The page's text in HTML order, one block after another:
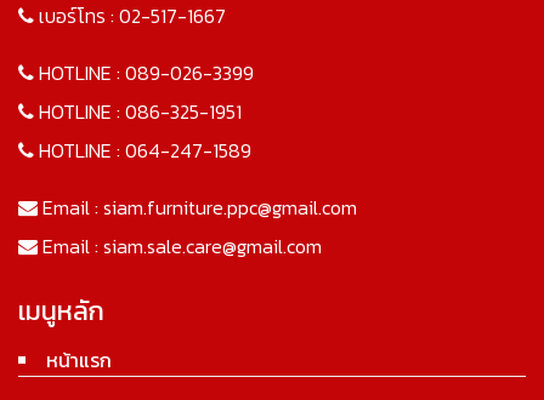
เบอร์โทร : 02-517-1667
HOTLINE : 089-026-3399
HOTLINE : 086-325-1951
HOTLINE : 064-247-1589
Email : siam.furniture.ppc@gmail.com
Email : siam.sale.care@gmail.com
เมนูหลัก
หน้าแรก